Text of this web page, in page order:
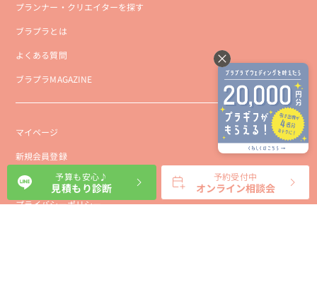
プランナー・クリエイターを探す
ブラプラとは
よくある質問
ブラプラMAGAZINE
マイページ
新規会員登録
会社概要
プライバシーポリシー
予算も安心♪
見積もり診断
予約受付中
オンライン相談会